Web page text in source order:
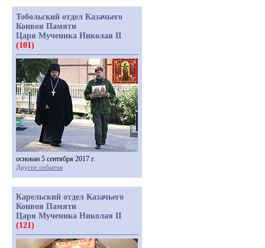
Тобольский отдел Казачьего
Конвоя Памяти
Царя Мученика Николая II
(101)
основан 5 сентября 2017 г.
Другие события
Карельский отдел Казачьего
Конвоя Памяти
Царя Мученика Николая II
(121)